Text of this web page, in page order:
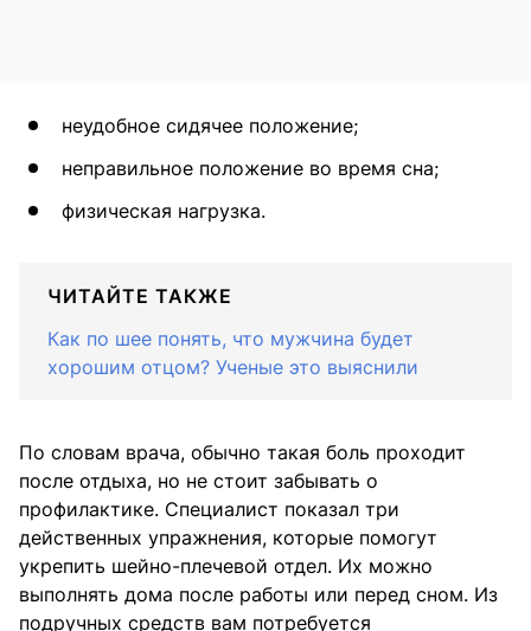
неудобное сидячее положение;
неправильное положение во время сна;
физическая нагрузка.
ЧИТАЙТЕ ТАКЖЕ
Как по шее понять, что мужчина будет
хорошим отцом? Ученые это выяснили
По словам врача, обычно такая боль проходит
после отдыха, но не стоит забывать о
профилактике. Специалист показал три
действенных упражнения, которые помогут
укрепить шейно-плечевой отдел. Их можно
выполнять дома после работы или перед сном. Из
подручных средств вам потребуется